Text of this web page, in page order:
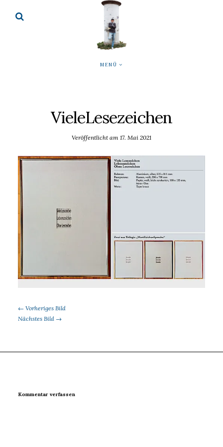
MENÜ
VieleLesezeichen
Veröffentlicht am 17. Mai 2021
← Vorheriges Bild
Nächstes Bild →
Kommentar verfassen